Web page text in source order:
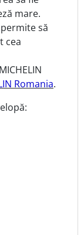
mare.
să
cea
Romania.